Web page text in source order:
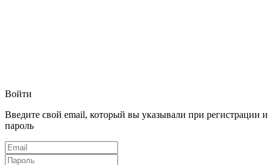
Войти
Введите свой email, который вы указывали при регистрации и
пароль